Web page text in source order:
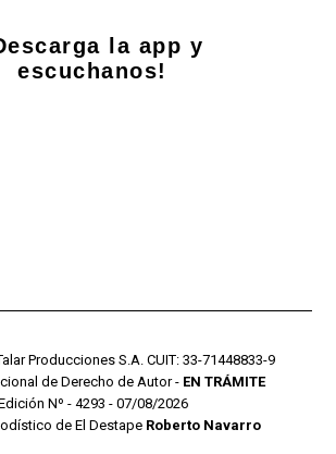
la app y
escuchanos!
Producciones S.A. CUIT: 33-71448833-9
de Derecho de Autor - EN TRÁMITE
Nº - 4293 - 07/08/2026
de El Destape Roberto Navarro